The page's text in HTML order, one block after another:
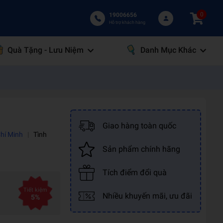
19006656
Hỗ trợ khách hàng
0
Quà Tặng - Lưu Niệm Danh Mục Khác
Minh Tình
Tiết kiệm
5%
Giao hàng toàn quốc
Sản phẩm chính hãng
Tích điểm đổi quà
Nhiều khuyến mãi, ưu đãi